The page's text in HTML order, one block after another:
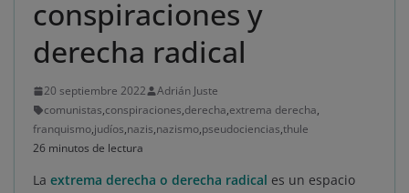
conspiraciones y
derecha radical
20 septiembre 2022
Adrián Juste
comunistas,conspiraciones,derecha,extrema derecha,
franquismo,judíos,nazis,nazismo,pseudociencias,thule
26 minutos de lectura
La extrema derecha o derecha radical es un espacio